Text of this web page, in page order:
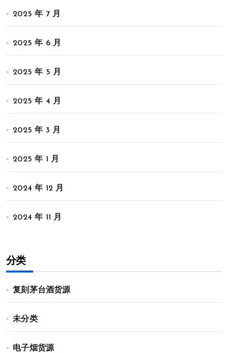
2025 年 7 月
2025 年 6 月
2025 年 5 月
2025 年 4 月
2025 年 3 月
2025 年 1 月
2024 年 12 月
2024 年 11 月
分类
复刻茅台酒货源
未分类
电子烟货源